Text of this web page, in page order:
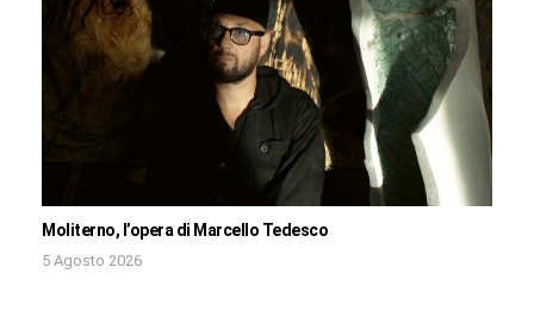
Moliterno, l’opera di Marcello Tedesco
5 Agosto 2026